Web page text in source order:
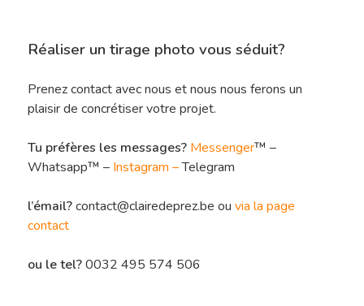
Réaliser un tirage photo vous séduit?
Prenez contact avec nous et nous nous ferons un
plaisir de concrétiser votre projet.
Tu préfères les messages? Messenger™ –
Whatsapp™ – Instagram –Telegram
l’émail?contact@clairedeprez.be ou via la page
contact
ou le tel?0032 495 574 506